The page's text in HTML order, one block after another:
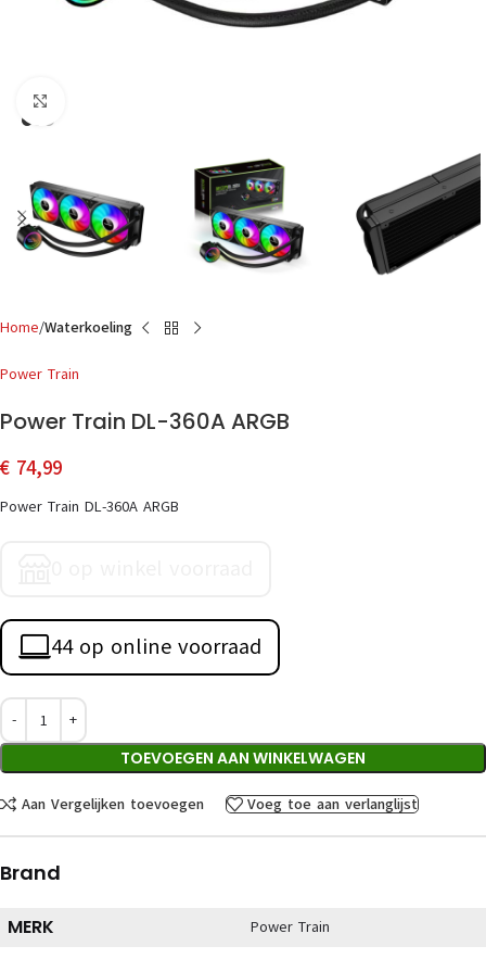
Home Waterkoeling
Power Train
Power Train DL-360A ARGB
€ 74,99
Power Train DL-360A ARGB
44 op online voorraad
TOEVOEGEN AAN WINKELWAGEN
Aan Vergelijken toevoegen Voeg toe aan verlanglijst
Brand
MERK Power Train